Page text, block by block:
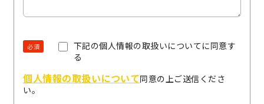
必須
下記の個人情報の取扱いについてに同意す
る
個人情報の取扱いについて同意の上ご送信くださ
い。